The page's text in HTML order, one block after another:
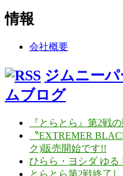
情報
会社概要
ジムニー
ムブログ
『とらとら』第2戦
〝EXTREMER
ク)販売開始です!!
ひらら・ヨシダ ゆる
とらとら第2戦終了し